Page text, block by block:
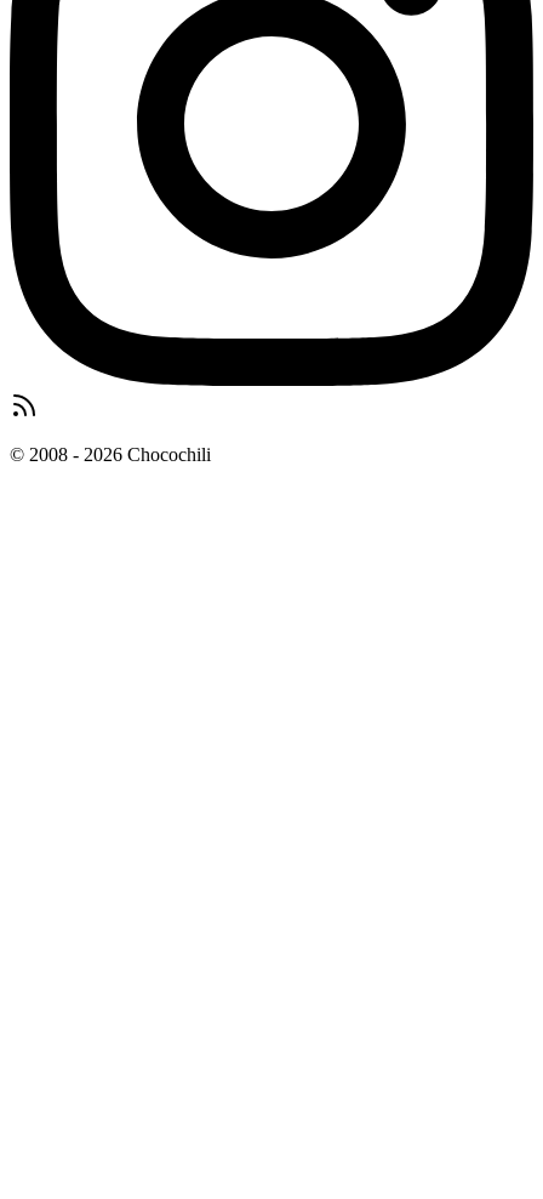
© 2008 - 2026 Chocochili